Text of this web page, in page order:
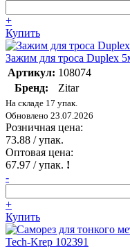
+
Купить
Зажим для троса Duplex
Артикул: 108074
Бренд:
Zitar
На складе 17 упак.
Обновлено 23.07.2026
Розничная цена:
73.88 / упак.
Оптовая цена:
67.97 / упак. !
-
+
Купить